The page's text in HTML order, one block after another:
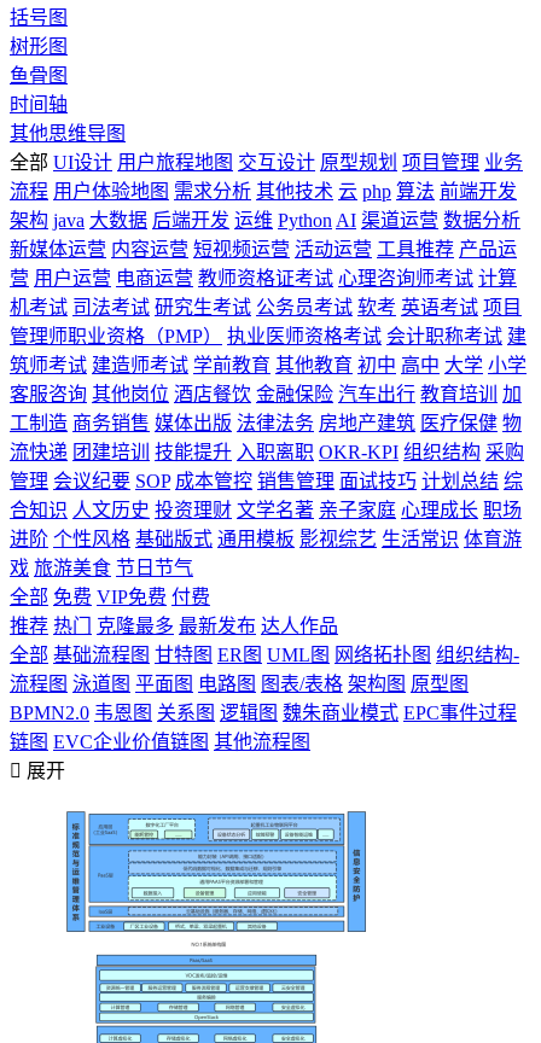
括号图
树形图
鱼骨图
时间轴
其他思维导图
全部 UI设计 用户旅程地图 交互设计 原型规划 项目管理 业务
流程 用户体验地图 需求分析 其他技术 云 php 算法 前端开发
架构 java 大数据 后端开发 运维 Python AI 渠道运营 数据分析
新媒体运营 内容运营 短视频运营 活动运营 工具推荐 产品运
营 用户运营 电商运营 教师资格证考试 心理咨询师考试 计算
机考试 司法考试 研究生考试 公务员考试 软考 英语考试 项目
管理师职业资格（PMP）
执业医师资格考试 会计职称考试 建
筑师考试 建造师考试 学前教育 其他教育 初中 高中 大学 小学
客服咨询 其他岗位 酒店餐饮 金融保险 汽车出行 教育培训
加
工制造 商务销售 媒体出版 法律法务 房地产建筑 医疗保健 物
流快递 团建培训 技能提升 入职离职 OKR-KPI 组织结构 采购
管理 会议纪要 SOP 成本管控 销售管理 面试技巧 计划总结 综
合知识 人文历史 投资理财 文学名著 亲子家庭 心理成长 职场
进阶 个性风格 基础版式 通用模板 影视综艺 生活常识 体育游
戏 旅游美食 节日节气
全部 免费 VIP免费 付费
推荐 热门 克隆最多 最新发布 达人作品
全部 基础流程图 甘特图 ER图 UML图 网络拓扑图 组织结构-
流程图 泳道图 平面图 电路图 图表/表格 架构图 原型图
BPMN2.0 韦恩图 关系图 逻辑图 魏朱商业模式 EPC事件过程
链图 EVC企业价值链图 其他流程图
 展开